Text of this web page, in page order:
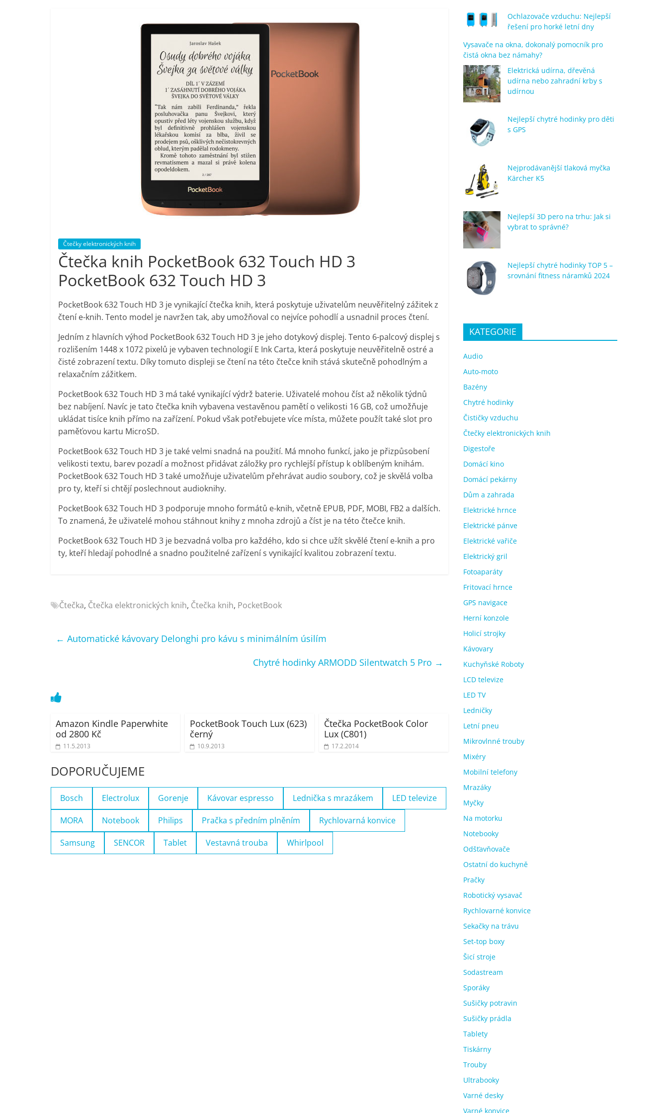
porovnání,
notebooky,
kávovary,
elektronika
porovnání
Elektro
OK,
pračky,
televize,
mobilní
telefony,
kávovary,
bazény
Čtečky elektronických knih
Čtečka knih PocketBook 632 Touch HD 3
PocketBook 632 Touch HD 3
PocketBook 632 Touch HD 3 je vynikající čtečka knih, která poskytuje uživatelům neuvěřitelný zážitek z
čtení e-knih. Tento model je navržen tak, aby umožňoval co nejvíce pohodlí a usnadnil proces čtení.
Jedním z hlavních výhod PocketBook 632 Touch HD 3 je jeho dotykový displej. Tento 6-palcový displej s
rozlišením 1448 x 1072 pixelů je vybaven technologií E Ink Carta, která poskytuje neuvěřitelně ostré a
čisté zobrazení textu. Díky tomuto displeji se čtení na této čtečce knih stává skutečně pohodlným a
relaxačním zážitkem.
PocketBook 632 Touch HD 3 má také vynikající výdrž baterie. Uživatelé mohou číst až několik týdnů
bez nabíjení. Navíc je tato čtečka knih vybavena vestavěnou pamětí o velikosti 16 GB, což umožňuje
ukládat tisíce knih přímo na zařízení. Pokud však potřebujete více místa, můžete použít také slot pro
paměťovou kartu MicroSD.
PocketBook 632 Touch HD 3 je také velmi snadná na použití. Má mnoho funkcí, jako je přizpůsobení
velikosti textu, barev pozadí a možnost přidávat záložky pro rychlejší přístup k oblíbeným knihám.
PocketBook 632 Touch HD 3 také umožňuje uživatelům přehrávat audio soubory, což je skvělá volba
pro ty, kteří si chtějí poslechnout audioknihy.
PocketBook 632 Touch HD 3 podporuje mnoho formátů e-knih, včetně EPUB, PDF, MOBI, FB2 a dalších.
To znamená, že uživatelé mohou stáhnout knihy z mnoha zdrojů a číst je na této čtečce knih.
PocketBook 632 Touch HD 3 je bezvadná volba pro každého, kdo si chce užít skvělé čtení e-knih a pro
ty, kteří hledají pohodlné a snadno použitelné zařízení s vynikající kvalitou zobrazení textu.
Čtečka, Čtečka elektronických knih, Čtečka knih, PocketBook
← Automatické kávovary Delonghi pro kávu s minimálním úsilím
Chytré hodinky ARMODD Silentwatch 5 Pro →
Amazon Kindle Paperwhite
od 2800 Kč
11.5.2013
PocketBook Touch Lux (623)
černý
10.9.2013
Čtečka PocketBook Color
Lux (C801)
17.2.2014
DOPORUČUJEME
Bosch Electrolux Gorenje Kávovar espresso Lednička s mrazákem LED televize
MORA Notebook Philips Pračka s předním plněním Rychlovarná konvice
Samsung SENCOR Tablet Vestavná trouba Whirlpool
Ochlazovače vzduchu: Nejlepší
řešení pro horké letní dny
Vysavače na okna, dokonalý pomocník pro
čistá okna bez námahy?
Elektrická udírna, dřevěná
udírna nebo zahradní krby s
udírnou
Nejlepší chytré hodinky pro děti
s GPS
Nejprodávanější tlaková myčka
Kärcher K5
Nejlepší 3D pero na trhu: Jak si
vybrat to správné?
Nejlepší chytré hodinky TOP 5 –
srovnání fitness náramků 2024
KATEGORIE
Audio
Auto-moto
Bazény
Chytré hodinky
Čističky vzduchu
Čtečky elektronických knih
Digestoře
Domácí kino
Domácí pekárny
Dům a zahrada
Elektrické hrnce
Elektrické pánve
Elektrické vařiče
Elektrický gril
Fotoaparáty
Fritovací hrnce
GPS navigace
Herní konzole
Holicí strojky
Kávovary
Kuchyňské Roboty
LCD televize
LED TV
Ledničky
Letní pneu
Mikrovlnné trouby
Mixéry
Mobilní telefony
Mrazáky
Myčky
Na motorku
Notebooky
Odšťavňovače
Ostatní do kuchyně
Pračky
Robotický vysavač
Rychlovarné konvice
Sekačky na trávu
Set-top boxy
Šicí stroje
Sodastream
Sporáky
Sušičky potravin
Sušičky prádla
Tablety
Tiskárny
Trouby
Ultrabooky
Varné desky
Varné konvice